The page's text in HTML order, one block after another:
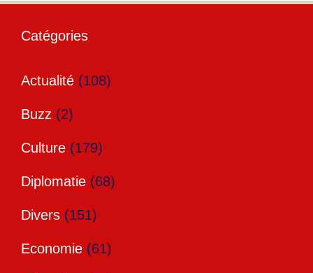
Catégories
Actualité (108)
Buzz (2)
Culture (179)
Diplomatie (68)
Divers (151)
Economie (61)